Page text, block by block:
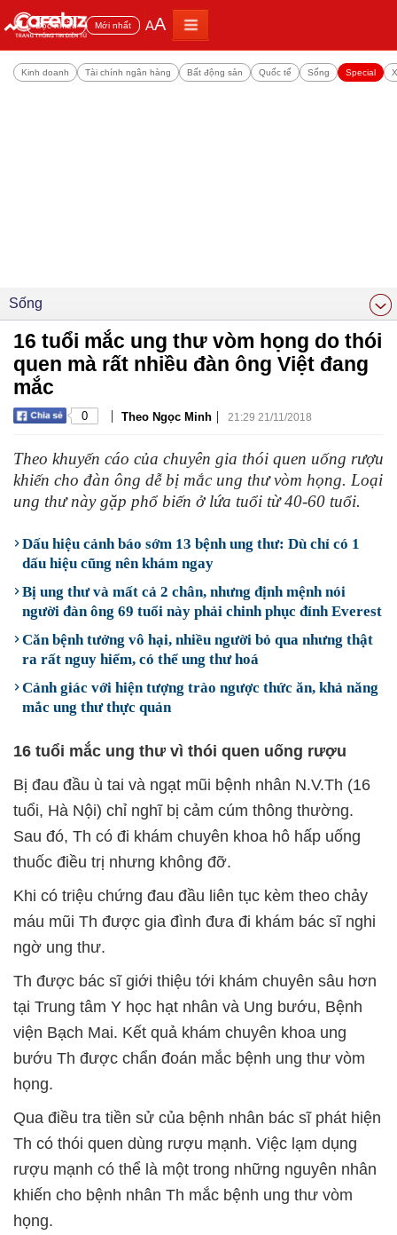
Đọc nhiều Mới nhất AA
Kinh doanh Tài chính ngân hàng Bất động sản Quốc tế Sống Special
Sống
16 tuổi mắc ung thư vòm họng do thói
quen mà rất nhiều đàn ông Việt đang
mắc
0 | Theo Ngọc Minh | 21:29 21/11/2018
Theo khuyến cáo của chuyên gia thói quen uống rượu
khiến cho đàn ông dễ bị mắc ung thư vòm họng. Loại
ung thư này gặp phổ biến ở lứa tuổi từ 40-60 tuổi.
Dấu hiệu cảnh báo sớm 13 bệnh ung thư: Dù chỉ có 1
dấu hiệu cũng nên khám ngay
Bị ung thư và mất cả 2 chân, nhưng định mệnh nói
người đàn ông 69 tuổi này phải chinh phục đỉnh Everest
Căn bệnh tưởng vô hại, nhiều người bỏ qua nhưng thật
ra rất nguy hiểm, có thể ung thư hoá
Cảnh giác với hiện tượng trào ngược thức ăn, khả năng
mắc ung thư thực quản
16 tuổi mắc ung thư vì thói quen uống rượu
Bị đau đầu ù tai và ngạt mũi bệnh nhân N.V.Th (16
tuổi, Hà Nội) chỉ nghĩ bị cảm cúm thông thường.
Sau đó, Th có đi khám chuyên khoa hô hấp uống
thuốc điều trị nhưng không đỡ.
Khi có triệu chứng đau đầu liên tục kèm theo chảy
máu mũi Th được gia đình đưa đi khám bác sĩ nghi
ngờ ung thư.
Th được bác sĩ giới thiệu tới khám chuyên sâu hơn
tại Trung tâm Y học hạt nhân và Ung bướu, Bệnh
viện Bạch Mai. Kết quả khám chuyên khoa ung
bướu Th được chẩn đoán mắc bệnh ung thư vòm
họng.
Qua điều tra tiền sử của bệnh nhân bác sĩ phát hiện
Th có thói quen dùng rượu mạnh. Việc lạm dụng
rượu mạnh có thể là một trong những nguyên nhân
khiến cho bệnh nhân Th mắc bệnh ung thư vòm
họng.